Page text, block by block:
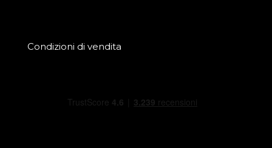
Condizioni di vendita